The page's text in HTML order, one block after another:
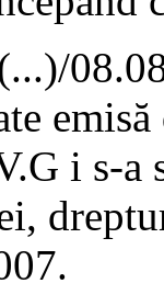
emisă
i s-a